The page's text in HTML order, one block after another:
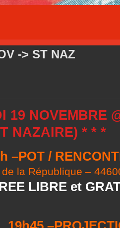
-> ST NAZ
19 NOVEMBRE
NAZAIRE) * * *
–POT /
la République –
LIBRE et